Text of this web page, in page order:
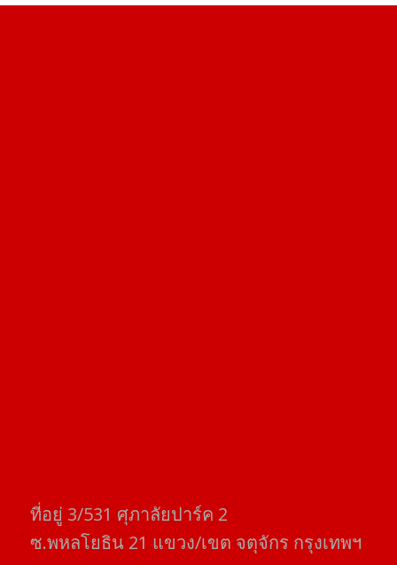
ที่อยู่​ 3/531​ ศุภาลัยปาร์ค​ 2
ซ.พหลโยธิน​ 21​ แขวง/เขต​ จตุจักร​ กรุงเทพฯ